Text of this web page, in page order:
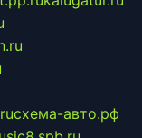
схема-авто.рф